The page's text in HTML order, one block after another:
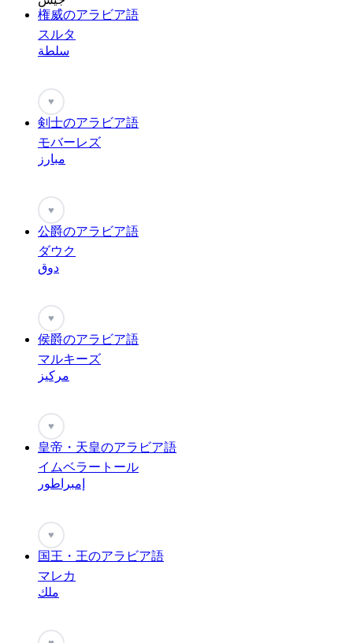
権威のアラビア語
スルタ
سلطة
♥
剣士のアラビア語
モバーレズ
مبارز
♥
公爵のアラビア語
ダウク
دوق
♥
侯爵のアラビア語
マルキーズ
مركيز
♥
皇帝・天皇のアラビア語
イムベラートール
إمبراطور
♥
国王・王のアラビア語
マレカ
ملك